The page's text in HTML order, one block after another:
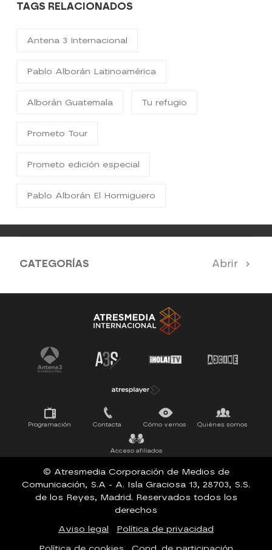
TAGS RELACIONADOS
Antena 3 Internacional
Pablo Alborán Latinoamérica
Alborán Guatemala Tu refugio
Prometo Tour
Prometo edición especial
Pablo Alborán El Hormiguero
CATEGORÍAS Abrir
Antena 3 Noticias El Hormiguero
La Ruleta de la Suerte Tu cara me suena
Pasapalabra
Programación Contacta Cómo vernos Quiénes somos
Acceso afiliados
© Atresmedia Corporación de Medios de
Comunicación, S.A - A. Isla Graciosa 13, 28703, S.S.
de los Reyes, Madrid. Reservados todos los
derechos
Aviso legal
Política de privacidad